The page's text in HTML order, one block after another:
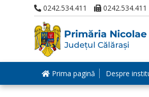
0242.534.411 0242.534.411
Prima pagină Despre